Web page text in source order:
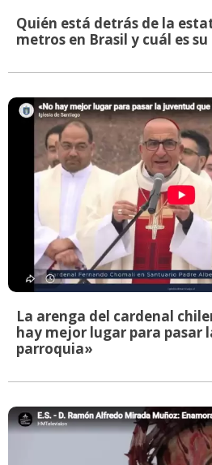
Quién está detrás de la
metros en Brasil y cuál es
La arenga del cardenal
hay mejor lugar para pasar
parroquia»